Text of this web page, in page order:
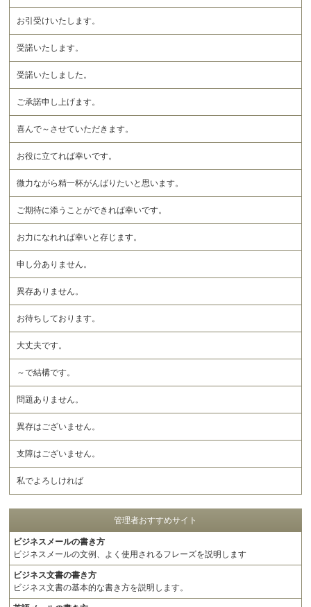
お引受けいたします。
受諾いたします。
受諾いたしました。
ご承諾申し上げます。
喜んで～させていただきます。
お役に立てれば幸いです。
微力ながら精一杯がんばりたいと思います。
ご期待に添うことができれば幸いです。
お力になれれば幸いと存じます。
申し分ありません。
異存ありません。
お待ちしております。
大丈夫です。
～で結構です。
問題ありません。
異存はございません。
支障はございません。
私でよろしければ
管理者おすすめサイト
ビジネスメールの書き方
ビジネスメールの文例、よく使用されるフレーズを説明します
ビジネス文書の書き方
ビジネス文書の基本的な書き方を説明します。